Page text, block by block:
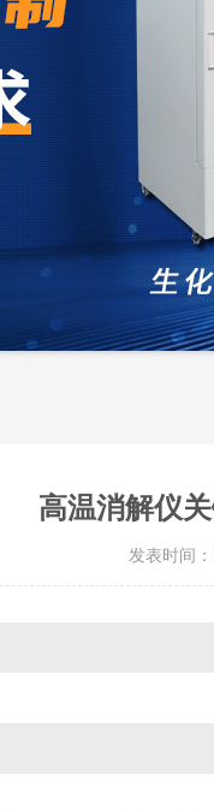
高温消解仪
发表时间